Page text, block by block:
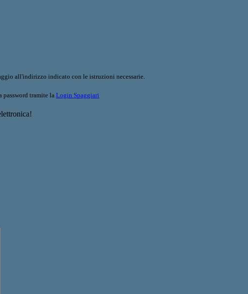
all'indirizzo indicato con le istruzioni necessarie.
password tramite la Login Spaggiari